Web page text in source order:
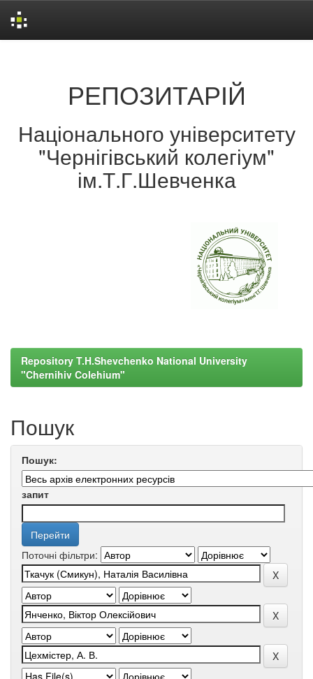
РЕПОЗИТАРІЙ
Національного університету
"Чернігівський колегіум"
ім.Т.Г.Шевченка
Repository T.H.Shevchenko National University
"Chernihiv Colehium"
Пошук
Пошук:
запит
Поточні фільтри: